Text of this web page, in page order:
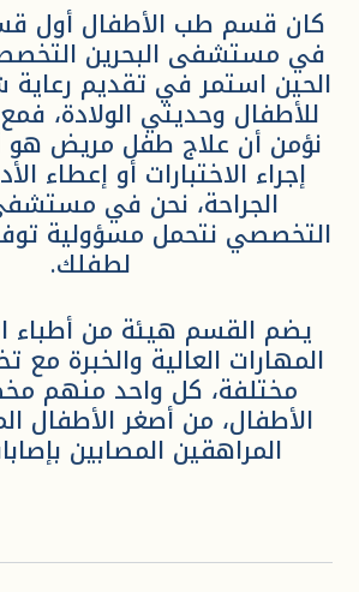
كان قسم طب الأطفال أول
في مستشفى البحرين
الحين استمر في تقديم رعاية
للأطفال وحديثي الولادة،
نؤمن أن علاج طفل مريض هو
إجراء الاختبارات أو إعطاء
الجراحة، نحن في
التخصصي نتحمل مسؤولية
لطفلك.
يضم القسم هيئة من أطباء
المهارات العالية والخبرة
مختلفة، كل واحد منهم
الأطفال، من أصغر الأطفال
المراهقين المصابين